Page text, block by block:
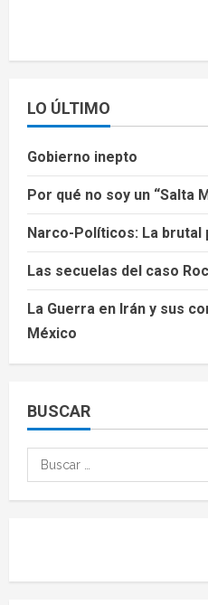
LO ÚLTIMO
Gobierno inepto
Por qué no soy un “Salta
Narco-Políticos: La brutal
Las secuelas del caso
La Guerra en Irán y sus
México
BUSCAR